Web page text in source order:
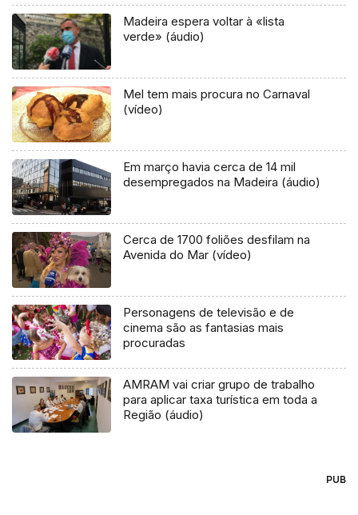
Madeira espera voltar à «lista
verde» (áudio)
Mel tem mais procura no Carnaval
(vídeo)
Em março havia cerca de 14 mil
desempregados na Madeira (áudio)
Cerca de 1700 foliões desfilam na
Avenida do Mar (vídeo)
Personagens de televisão e de
cinema são as fantasias mais
procuradas
AMRAM vai criar grupo de trabalho
para aplicar taxa turística em toda a
Região (áudio)
PUB